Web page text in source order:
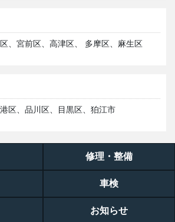
、宮前区、高津区、 多摩区、麻生区
区、品川区、目黒区、狛江市
修理・整備
車検
お知らせ